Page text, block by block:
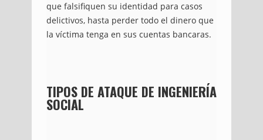
que falsifiquen su identidad para casos
delictivos, hasta perder todo el dinero que
la víctima tenga en sus cuentas bancaras.
TIPOS DE ATAQUE DE INGENIERÍA
SOCIAL